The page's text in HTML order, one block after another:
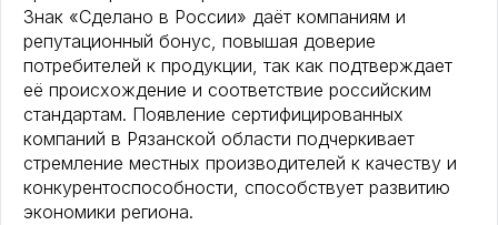
Знак «Сделано в России» даёт компаниям и
репутационный бонус, повышая доверие
потребителей к продукции, так как подтверждает
её происхождение и соответствие российским
стандартам. Появление сертифицированных
компаний в Рязанской области подчеркивает
стремление местных производителей к качеству и
конкурентоспособности, способствует развитию
экономики региона.